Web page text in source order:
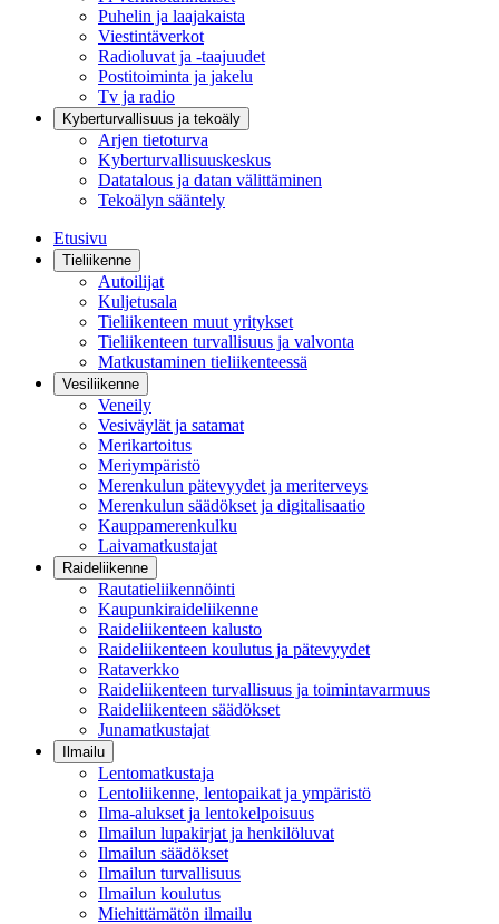
Puhelin ja laajakaista
Viestintäverkot
Radioluvat ja -taajuudet
Postitoiminta ja jakelu
Tv ja radio
Kyberturvallisuus ja tekoäly
Arjen tietoturva
Kyberturvallisuuskeskus
Datatalous ja datan välittäminen
Tekoälyn sääntely
Etusivu
Tieliikenne
Autoilijat
Kuljetusala
Tieliikenteen muut yritykset
Tieliikenteen turvallisuus ja valvonta
Matkustaminen tieliikenteessä
Vesiliikenne
Veneily
Vesiväylät ja satamat
Merikartoitus
Meriympäristö
Merenkulun pätevyydet ja meriterveys
Merenkulun säädökset ja digitalisaatio
Kauppamerenkulku
Laivamatkustajat
Raideliikenne
Rautatieliikennöinti
Kaupunkiraideliikenne
Raideliikenteen kalusto
Raideliikenteen koulutus ja pätevyydet
Rataverkko
Raideliikenteen turvallisuus ja toimintavarmuus
Raideliikenteen säädökset
Junamatkustajat
Ilmailu
Lentomatkustaja
Lentoliikenne, lentopaikat ja ympäristö
Ilma-alukset ja lentokelpoisuus
Ilmailun lupakirjat ja henkilöluvat
Ilmailun säädökset
Ilmailun turvallisuus
Ilmailun koulutus
Miehittämätön ilmailu